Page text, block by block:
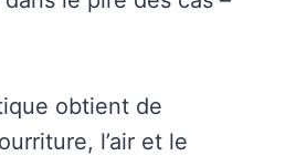
obtient de
l’air et le